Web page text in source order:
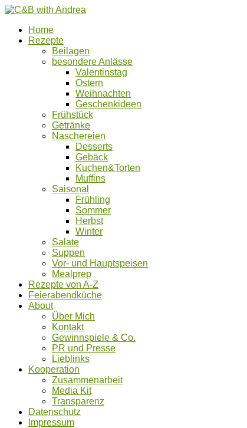
Home
Rezepte
Beilagen
besondere Anlässe
Valentinstag
Ostern
Weihnachten
Geschenkideen
Frühstück
Getränke
Naschereien
Desserts
Gebäck
Kuchen&Torten
Muffins
Saisonal
Frühling
Sommer
Herbst
Winter
Salate
Suppen
Vor- und Hauptspeisen
Mealprep
Rezepte von A-Z
Feierabendküche
About
Über Mich
Kontakt
Gewinnspiele & Co.
PR und Presse
Lieblinks
Kooperation
Zusammenarbeit
Media Kit
Transparenz
Datenschutz
Impressum